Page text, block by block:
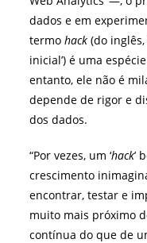
dados e em
termohack(do inglês,
inicial’) é uma
entanto, ele não é
depende de rigor e
dos dados.
“Por vezes, um ‘hack’
crescimento
encontrar, testar e
muito mais próximo
contínua do que de